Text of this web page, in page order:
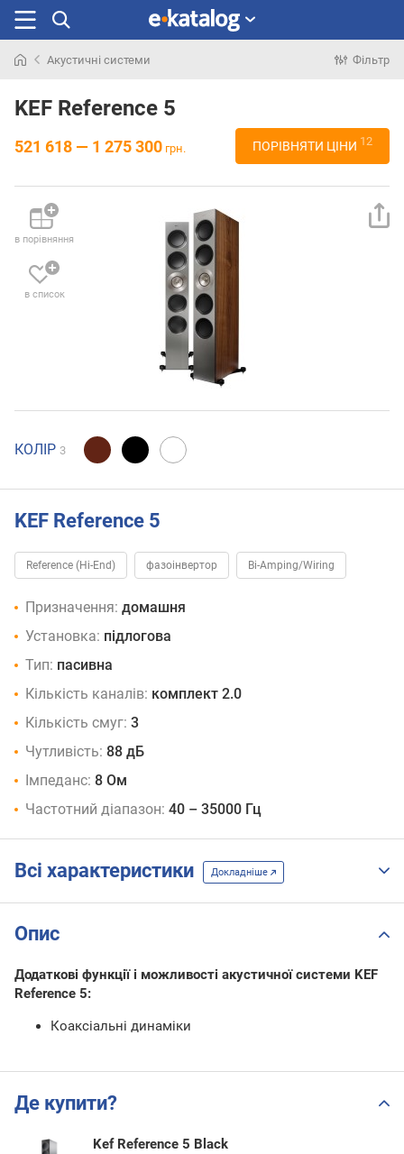
раніше
Акустичні системи Фільтр
KEF Reference 5
521 618 — 1 275 300 грн. ПОРІВНЯТИ ЦІНИ 12
в порівняння
в список
КОЛІР 3
KEF Reference 5
Reference (Hi-End) фазоінвертор Bi-Amping/Wiring
Призначення: домашня
Установка: підлогова
Тип: пасивна
Кількість каналів: комплект 2.0
Кількість смуг: 3
Чутливість: 88 дБ
Імпеданс: 8 Ом
Частотний діапазон: 40 – 35000 Гц
Всі характеристики Докладніше
Опис
Додаткові функції і можливості акустичної системи KEF
Reference 5:
Коаксіальні динаміки
Де купити?
Kef Reference 5 Black